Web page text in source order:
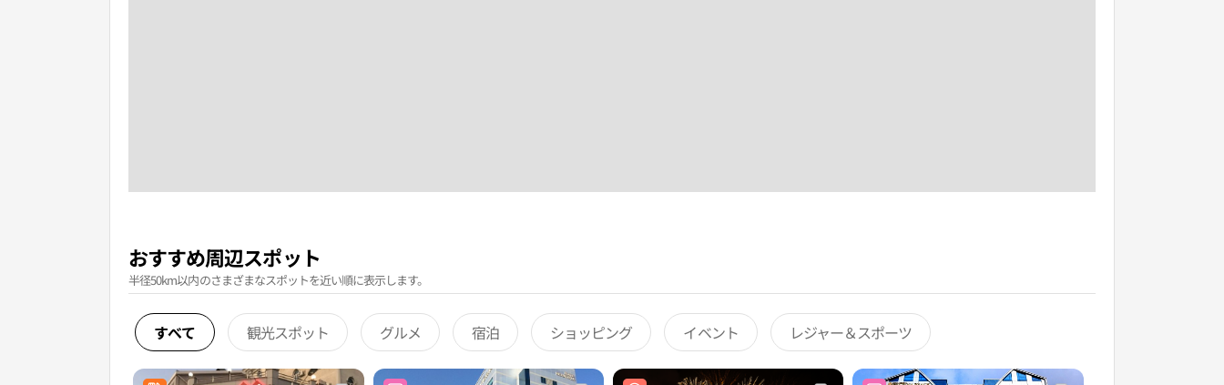
おすすめ周辺スポット
半径50km以内のさまざまなスポットを近い順に表示します。
すべて 観光スポット グルメ 宿泊 ショッピング イベント レジャー＆スポーツ